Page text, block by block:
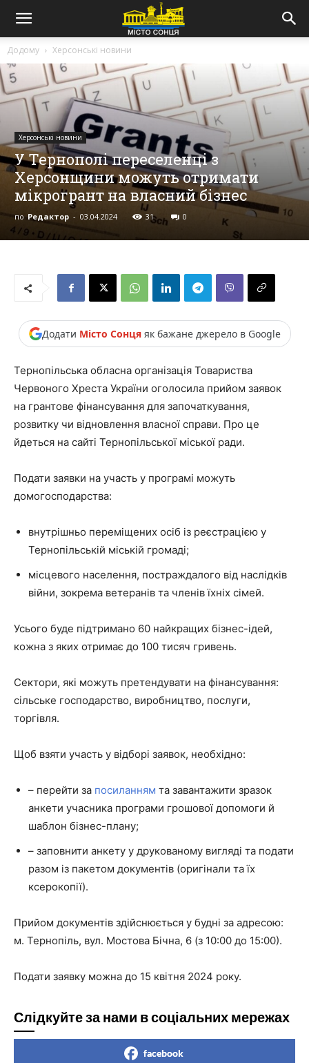
Додому Херсонські новини
Херсонські новини
У Тернополі переселенці з
Херсонщини можуть отримати
мікрогрант на власний бізнес
по Редактор - 03.04.2024 31 0
Додати Місто Сонцяяк бажане джерело в Google
Тернопільська обласна організація Товариства
Червоного Хреста України оголосила прийом заявок
на грантове фінансування для започаткування,
розвитку чи відновлення власної справи. Про це
йдеться на сайті Тернопільської міської ради.
Подати заявки на участь у програмі можуть
домогосподарства:
внутрішньо переміщених осіб із реєстрацією у
Тернопільській міській громаді;
місцевого населення, постраждалого від наслідків
війни, зокрема ветеранів та членів їхніх сімей.
Усього буде підтримано 60 найкращих бізнес-ідей,
кожна з яких отримає до 100 тисяч гривень.
Сектори, які можуть претендувати на фінансування:
сільське господарство, виробництво, послуги,
торгівля.
Щоб взяти участь у відборі заявок, необхідно:
– перейти за посиланням та завантажити зразок
анкети учасника програми грошової допомоги й
шаблон бізнес-плану;
– заповнити анкету у друкованому вигляді та подати
разом із пакетом документів (оригінали та їх
ксерокопії).
Прийом документів здійснюється у будні за адресою:
м. Тернопіль, вул. Мостова Бічна, 6 (з 10:00 до 15:00).
Подати заявку можна до 15 квітня 2024 року.
Слідкуйте за нами в соціальних мережах
facebook